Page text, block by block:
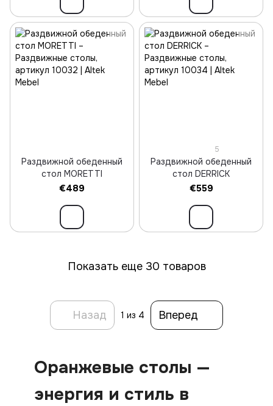
Раздвижной обеденный
стол MORETTI
€489
5
Раздвижной обеденный
стол DERRICK
€559
Показать еще 30 товаров
Назад 1 из 4 Вперед
Оранжевые столы —
энергия и стиль в